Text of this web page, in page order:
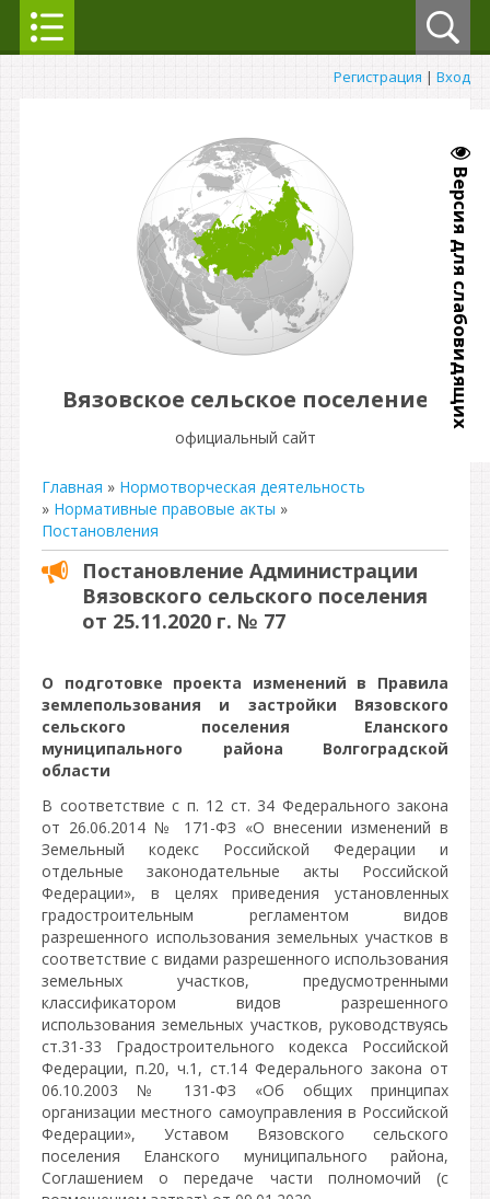
Версия для слабовидящих
Регистрация | Вход
Вязовское сельское поселение
официальный сайт
Главная » Нормотворческая деятельность
» Нормативные правовые акты »
Постановления
Постановление Администрации
Вязовского сельского поселения
от 25.11.2020 г. № 77
О подготовке проекта изменений в Правила
землепользования и застройки Вязовского
сельского поселения Еланского
муниципального района Волгоградской
области
В соответствие с п. 12 ст. 34 Федерального закона
от 26.06.2014 № 171-ФЗ «О внесении изменений в
Земельный кодекс Российской Федерации и
отдельные законодательные акты Российской
Федерации», в целях приведения установленных
градостроительным регламентом видов
разрешенного использования земельных участков в
соответствие с видами разрешенного использования
земельных участков, предусмотренными
классификатором видов разрешенного
использования земельных участков, руководствуясь
ст.31-33 Градостроительного кодекса Российской
Федерации, п.20, ч.1, ст.14 Федерального закона от
06.10.2003 № 131-ФЗ «Об общих принципах
организации местного самоуправления в Российской
Федерации», Уставом Вязовского сельского
поселения Еланского муниципального района,
Соглашением о передаче части полномочий (с